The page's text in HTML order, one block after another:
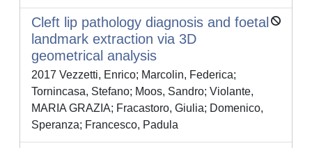
Cleft lip pathology diagnosis and foetal
landmark extraction via 3D
geometrical analysis
2017 Vezzetti, Enrico; Marcolin, Federica;
Tornincasa, Stefano; Moos, Sandro; Violante,
MARIA GRAZIA; Fracastoro, Giulia; Domenico,
Speranza; Francesco, Padula